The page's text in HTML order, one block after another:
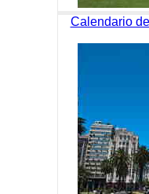
Calendario